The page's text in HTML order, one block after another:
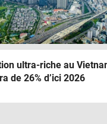
ultra-riche au
de 26% d’ici 2026